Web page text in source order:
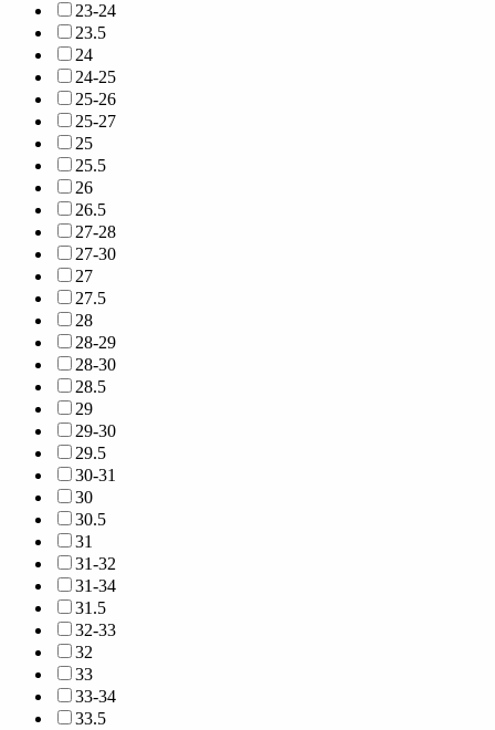
23-24
23.5
24
24-25
25-26
25-27
25
25.5
26
26.5
27-28
27-30
27
27.5
28
28-29
28-30
28.5
29
29-30
29.5
30-31
30
30.5
31
31-32
31-34
31.5
32-33
32
33
33-34
33.5